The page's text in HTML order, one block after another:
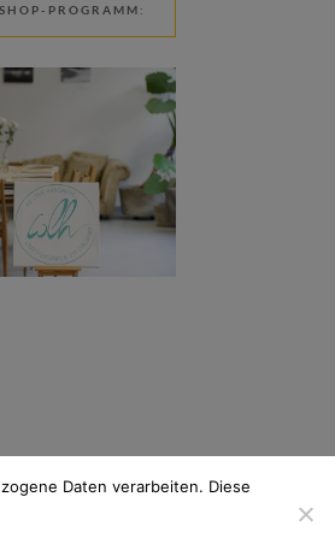
PROGRAMM:
Daten verarbeiten. Diese